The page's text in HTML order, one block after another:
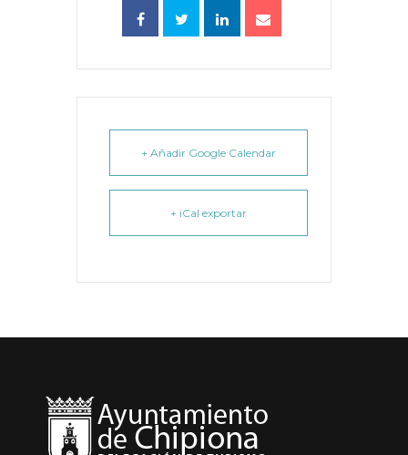
+ Añadir Google Calendar
+ iCal exportar